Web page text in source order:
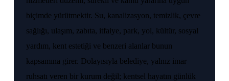
biçimde yürütmektir. Su, kanalizasyon, temizlik, çevre
sağlığı, ulaşım, zabıta, itfaiye, park, yol, kültür, sosyal
yardım, kent estetiği ve benzeri alanlar bunun
kapsamına girer. Dolayısıyla belediye, yalnız imar
ruhsatı veren bir kurum değil; kentsel hayatın günlük